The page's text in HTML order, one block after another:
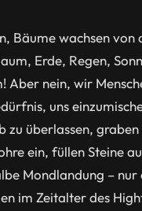
Bäume wachsen von
Erde, Regen,
Aber nein, wir
uns
zu überlassen,
ein, füllen Steine
Mondlandung – nur
im Zeitalter des